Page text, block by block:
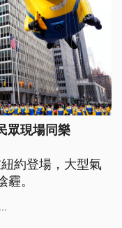
眾現場同樂
約登場，大型氣
。
...